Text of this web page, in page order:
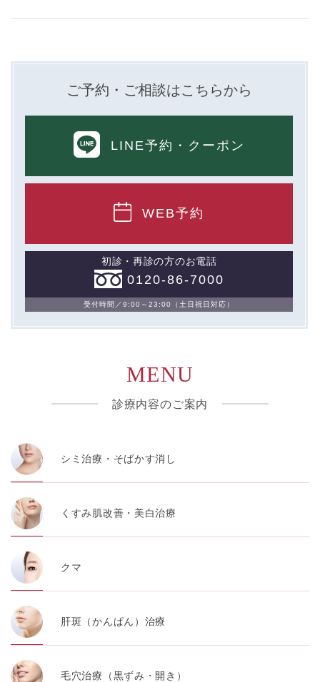
ご予約・ご相談はこちらから
LINE予約 ・クーポン
WEB予約
初診・再診の方のお電話
0120-86-7000
受付時間／9:00～23:00（土日祝日対応）
MENU
診療内容のご案内
シミ治療・そばかす消し
くすみ肌改善・美白治療
クマ
肝斑（かんぱん）治療
毛穴治療（黒ずみ・開き）